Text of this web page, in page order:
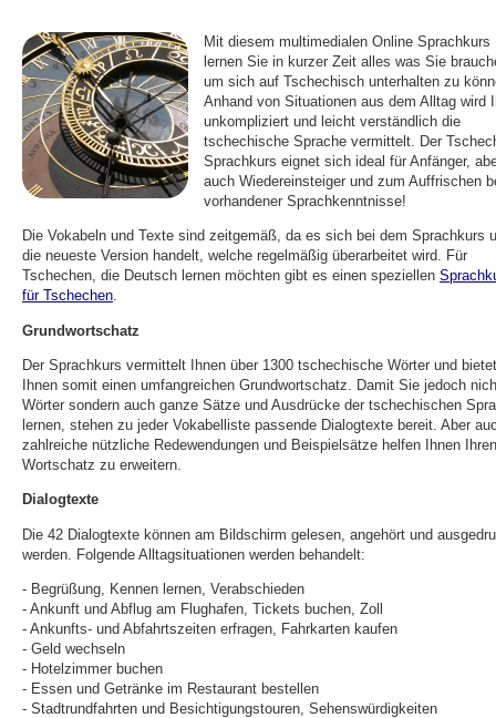
Mit diesem multimedialen Online Sprachkurs
lernen Sie in kurzer Zeit alles was Sie
um sich auf Tschechisch unterhalten zu
Anhand von Situationen aus dem Alltag wird
unkompliziert und leicht verständlich die
tschechische Sprache vermittelt. Der
Sprachkurs eignet sich ideal für Anfänger,
auch Wiedereinsteiger und zum Auffrischen
vorhandener Sprachkenntnisse!
Die Vokabeln und Texte sind zeitgemäß, da es sich bei dem Sprachkurs
die neueste Version handelt, welche regelmäßig überarbeitet wird. Für
Tschechen, die Deutsch lernen möchten gibt es einen speziellen
für Tschechen.
Grundwortschatz
Der Sprachkurs vermittelt Ihnen über 1300 tschechische Wörter und bietet
Ihnen somit einen umfangreichen Grundwortschatz. Damit Sie jedoch
Wörter sondern auch ganze Sätze und Ausdrücke der tschechischen
lernen, stehen zu jeder Vokabelliste passende Dialogtexte bereit. Aber
zahlreiche nützliche Redewendungen und Beispielsätze helfen Ihnen Ihren
Wortschatz zu erweitern.
Dialogtexte
Die 42 Dialogtexte können am Bildschirm gelesen, angehört und
werden. Folgende Alltagsituationen werden behandelt:
- Begrüßung, Kennen lernen, Verabschieden
- Ankunft und Abflug am Flughafen, Tickets buchen, Zoll
- Ankunfts- und Abfahrtszeiten erfragen, Fahrkarten kaufen
- Geld wechseln
- Hotelzimmer buchen
- Essen und Getränke im Restaurant bestellen
- Stadtrundfahrten und Besichtigungstouren, Sehenswürdigkeiten